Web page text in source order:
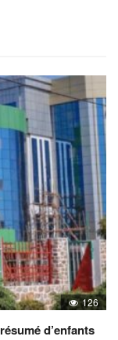
126
d’enfants